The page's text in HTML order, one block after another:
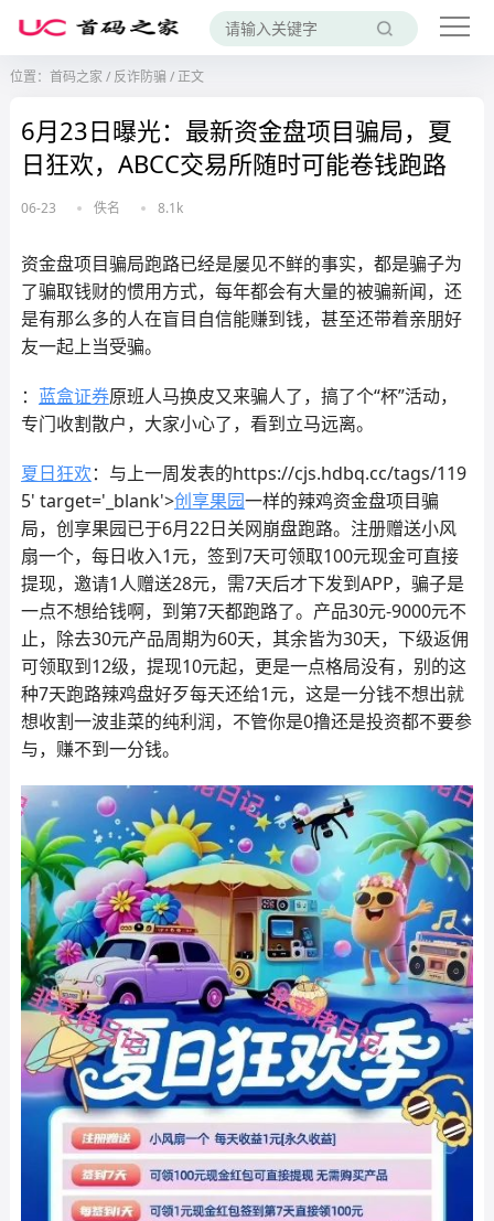
位置： 首码之家 / 反诈防骗 /正文
6月23日曝光：最新资金盘项目骗局，夏
日狂欢，ABCC交易所随时可能卷钱跑路
06-23 佚名 8.1k
资金盘项目骗局跑路已经是屡见不鲜的事实，都是骗子为
了骗取钱财的惯用方式，每年都会有大量的被骗新闻，还
是有那么多的人在盲目自信能赚到钱，甚至还带着亲朋好
友一起上当受骗。
： 蓝盒证券原班人马换皮又来骗人了，搞了个“杯”活动，
专门收割散户，大家小心了，看到立马远离。
夏日狂欢：与上一周发表的https://cjs.hdbq.cc/tags/119
5' target='_blank'>创享果园一样的辣鸡资金盘项目骗
局，创享果园已于6月22日关网崩盘跑路。注册赠送小风
扇一个，每日收入1元，签到7天可领取100元现金可直接
提现，邀请1人赠送28元，需7天后才下发到APP，骗子是
一点不想给钱啊，到第7天都跑路了。产品30元-9000元不
止，除去30元产品周期为60天，其余皆为30天，下级返佣
可领取到12级，提现10元起，更是一点格局没有，别的这
种7天跑路辣鸡盘好歹每天还给1元，这是一分钱不想出就
想收割一波韭菜的纯利润，不管你是0撸还是投资都不要参
与，赚不到一分钱。